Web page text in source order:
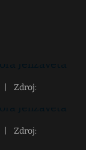
Zdroj:
Zdroj: